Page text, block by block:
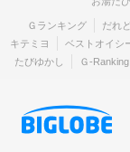
Ｇランキング だれ
キテミヨ
ベストオイシ
たびゆかし
Ｇ-